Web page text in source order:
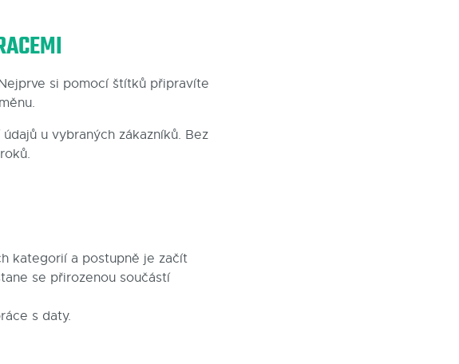
si pomocí štítků připravíte
u vybraných zákazníků. Bez
kategorií a postupně je začít
se přirozenou součástí
s daty.